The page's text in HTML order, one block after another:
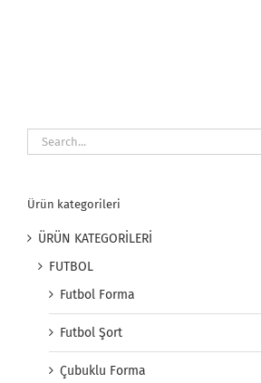
Search
for:
Ürün kategorileri
ÜRÜN KATEGORİLERİ
FUTBOL
Futbol Forma
Futbol Şort
Çubuklu Forma